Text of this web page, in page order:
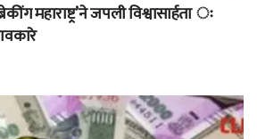
महाराष्ट्र’ने जपली विश्वासार्हता ः